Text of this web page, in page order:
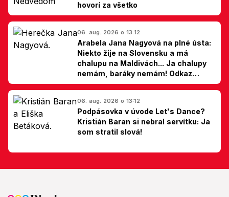
hovorí za všetko
06. aug. 2026 o 13:12
Arabela Jana Nagyová na plné ústa:
Niekto žije na Slovensku a má
chalupu na Maldivách... Ja chalupy
nemám, baráky nemám! Odkaz
Slovákom
06. aug. 2026 o 13:12
Podpásovka v úvode Let's Dance?
Kristián Baran si nebral servítku: Ja
som stratil slová!